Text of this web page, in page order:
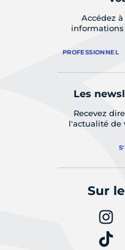
Accédez
PROFESSIONNEL
Les
Recevez
l'actualité de
Sur